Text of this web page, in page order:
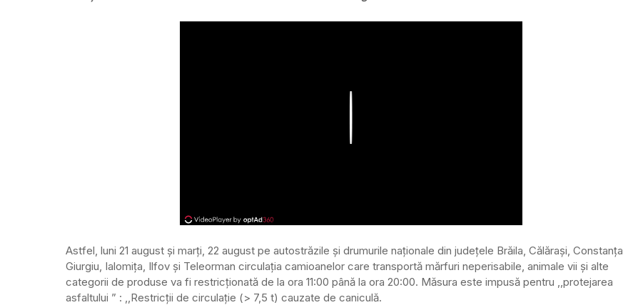
Astfel, luni 21 august și marți, 22 august pe autostrăzile și drumurile naționale din județele Brăila, Călărași, Constanța,
Giurgiu, Ialomița, Ilfov și Teleorman circulația camioanelor care transportă mărfuri neperisabile, animale vii și alte
categorii de produse va fi restricționată de la ora 11:00 până la ora 20:00. Măsura este impusă pentru ,,protejarea
asfaltului ” : ,,Restricții de circulație (> 7,5 t) cauzate de caniculă.